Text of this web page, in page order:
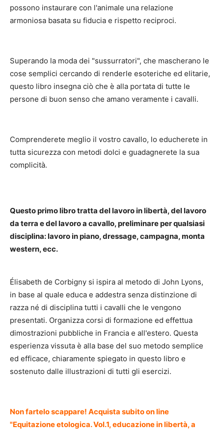
possono instaurare con l'animale una relazione
armoniosa basata su fiducia e rispetto reciproci.
Superando la moda dei "sussurratori", che mascherano le
cose semplici cercando di renderle esoteriche ed elitarie,
questo libro insegna ciò che è alla portata di tutte le
persone di buon senso che amano veramente i cavalli.
Comprenderete meglio il vostro cavallo, lo educherete in
tutta sicurezza con metodi dolci e guadagnerete la sua
complicità.
Questo primo libro tratta del lavoro in libertà, del lavoro
da terra e del lavoro a cavallo, preliminare per qualsiasi
disciplina: lavoro in piano, dressage, campagna, monta
western, ecc.
Élisabeth de Corbigny si ispira al metodo di John Lyons,
in base al quale educa e addestra senza distinzione di
razza né di disciplina tutti i cavalli che le vengono
presentati. Organizza corsi di formazione ed effettua
dimostrazioni pubbliche in Francia e all'estero. Questa
esperienza vissuta è alla base del suo metodo semplice
ed efficace, chiaramente spiegato in questo libro e
sostenuto dalle illustrazioni di tutti gli esercizi.
Non fartelo scappare! Acquista subito on line
"Equitazione etologica. Vol.1, educazione in libertà, a